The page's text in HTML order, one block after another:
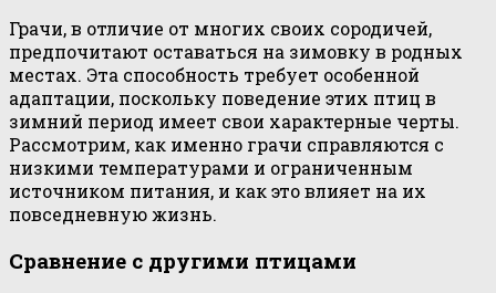
Грачи, в отличие от многих своих сородичей,
предпочитают оставаться на зимовку в родных
местах. Эта способность требует особенной
адаптации, поскольку поведение этих птиц в
зимний период имеет свои характерные черты.
Рассмотрим, как именно грачи справляются с
низкими температурами и ограниченным
источником питания, и как это влияет на их
повседневную жизнь.
Сравнение с другими птицами